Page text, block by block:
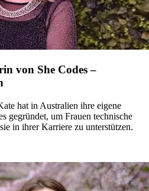
von She Codes –
hat in Australien ihre eigene
gegründet, um Frauen technische
in ihrer Karriere zu unterstützen.